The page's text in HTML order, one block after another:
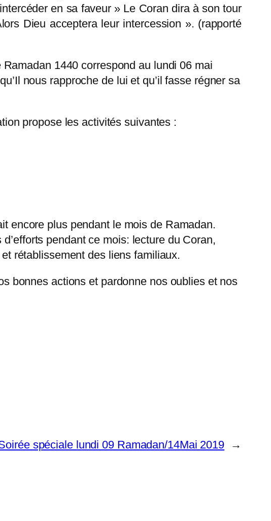
en sa faveur » Le Coran dira à son tour
Dieu acceptera leur intercession ». (rapporté
1440 correspond au lundi 06 mai
nous rapproche de lui et qu’il fasse régner sa
propose les activités suivantes :
encore plus pendant le mois de Ramadan.
pendant ce mois: lecture du Coran,
rétablissement des liens familiaux.
bonnes actions et pardonne nos oublies et nos
spéciale lundi 09 Ramadan/14Mai 2019 →